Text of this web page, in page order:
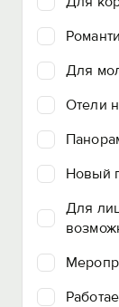
Для
Отели
Новый
Для